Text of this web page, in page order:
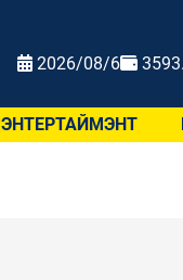
2026/08/6
ЭНТЕРТАЙМЭНТ